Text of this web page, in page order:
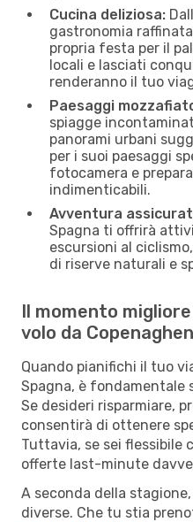
Cucina deliziosa:
gastronomia
propria festa per il
locali e lasciati
renderanno il tuo
Paesaggi
spiagge
panorami urbani
per i suoi paesaggi
fotocamera e
indimenticabili.
Avventura
Spagna ti offrirà
escursioni al
di riserve naturali e
Il momento
volo da
Quando pianifichi il tuo
Spagna, è fondamentale
Se desideri risparmiare,
consentirà di ottenere
Tuttavia, se sei flessibile
offerte last-minute
A seconda della
diverse. Che tu stia